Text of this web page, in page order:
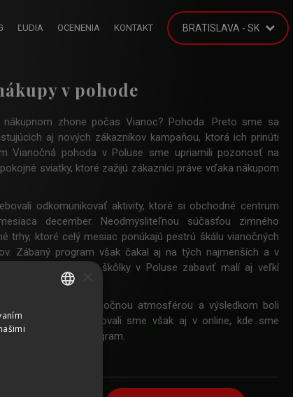
ĽUDIA OCENENIA KONTAKT BRATISLAVA - SK
v pohode
zhone počas Vianoc? Pohoda. Preto sme sa
aj nových zákazníkov kampaňou, ktorá ich prinúti
Vianočná pohoda v Poluse sme upriamili pozonosť na
sviatky, ktoré zažijú zákazníci práve vďaka nákupom
odkomunikovať aktivity, ktoré si obchodné centrum
december. Neodmysliteľnou súčasťou zimného
trhy, ktoré celý mesiac ponúkajú pestrú škálu vianočných
Zábaný program však čakal aj na tých najmenších a v
prišli do Čertovskej škôlky v Poluse zabaviť malí aj veľkí
s veselou vianočnou atmosférou a výsledkom boli
formáty. Komunikovali sme však aj v online, kde sme
Facebook a Instagram.